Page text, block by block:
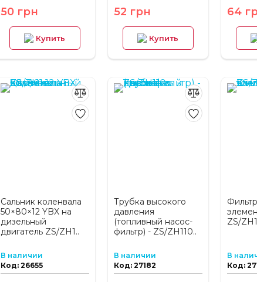
50 грн
Купить
52 грн
Купить
64
Сальник коленвала
50×80×12 YBX на
дизельный
двигатель ZS/ZH1..
В наличии
Код: 26655
Трубка высокого
давления
(топливный насос-
фильтр) - ZS/ZH110..
В наличии
Код: 27182
ZS/
В
Код: